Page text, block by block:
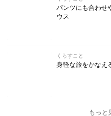
パンツにも合わせ
ウス
くらすこと
身軽な旅をかなえ
もっと